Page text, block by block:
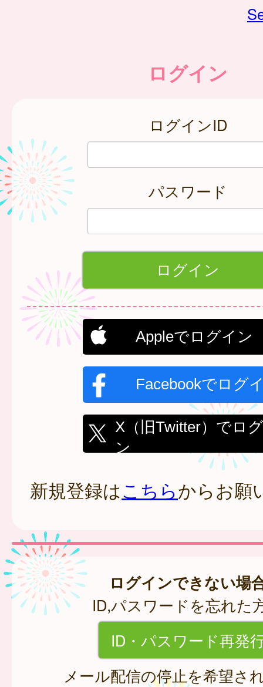
ログイン
ログインID
パスワード
Appleでログイン
Facebookでログ
X（旧Twitter）でロ
ン
新規登録はこちらからお願
ログインできない場
ID,パスワードを忘れた
ID・パスワード再発
メール配信の停止を希望さ